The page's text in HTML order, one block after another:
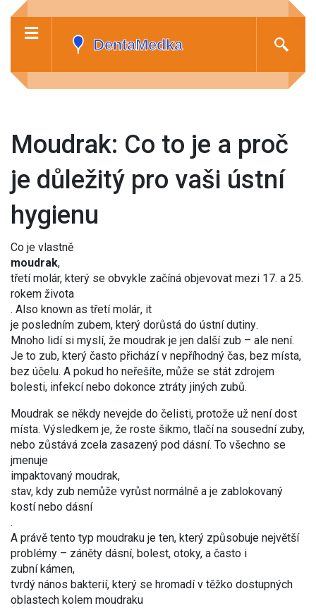
Moudrak: Co to je a proč
je důležitý pro vaši ústní
hygienu
Co je vlastně
moudrak,
třetí molár, který se obvykle začíná objevovat mezi 17. a 25.
rokem života
. Also known as třetí molár, it
je posledním zubem, který dorůstá do ústní dutiny.
Mnoho lidí si myslí, že moudrak je jen další zub – ale není.
Je to zub, který často přichází v nepříhodný čas, bez místa,
bez účelu. A pokud ho neřešíte, může se stát zdrojem
bolesti, infekcí nebo dokonce ztráty jiných zubů.
Moudrak se někdy nevejde do čelisti, protože už není dost
místa. Výsledkem je, že roste šikmo, tlačí na sousední zuby,
nebo zůstává zcela zasazený pod dásní. To všechno se
jmenuje
impaktovaný moudrak,
stav, kdy zub nemůže vyrůst normálně a je zablokovaný
kostí nebo dásní
.
A právě tento typ moudraku je ten, který způsobuje největší
problémy – záněty dásní, bolest, otoky, a často i
zubní kámen,
tvrdý nános bakterií, který se hromadí v těžko dostupných
oblastech kolem moudraku